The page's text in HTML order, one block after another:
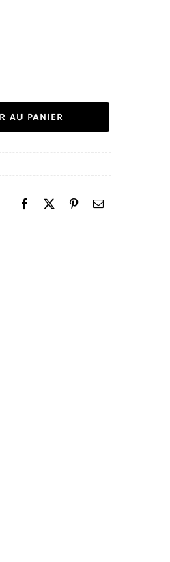
AU PANIER